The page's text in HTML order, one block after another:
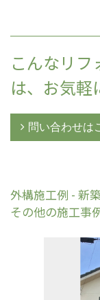
こんなリ
は、お気軽
問い合わせは
外構施工例 - 新
その他の施工事